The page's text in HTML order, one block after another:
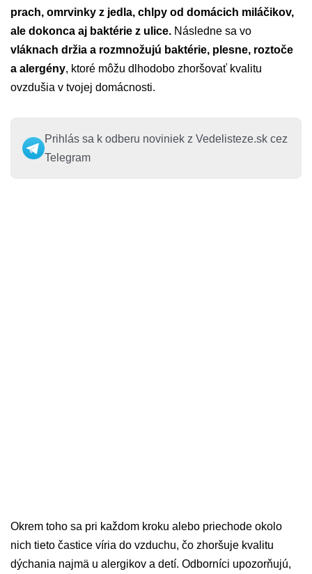
prach, omrvinky z jedla, chlpy od domácich miláčikov,
ale dokonca aj baktérie z ulice. Následne sa vo
vláknach držia a rozmnožujú baktérie, plesne, roztoče
a alergény, ktoré môžu dlhodobo zhoršovať kvalitu
ovzdušia v tvojej domácnosti.
Prihlás sa k odberu noviniek z Vedelisteze.sk cez
Telegram
Okrem toho sa pri každom kroku alebo priechode okolo
nich tieto častice víria do vzduchu, čo zhoršuje kvalitu
dýchania najmä u alergikov a detí. Odborníci upozorňujú,